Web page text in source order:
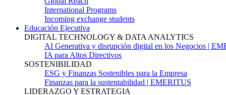
International Programs
Incoming exchange students
Educación Ejecutiva
DIGITAL TECHNOLOGY & DATA ANALYTICS
AI Generativa y disrupción digital en los Negocios |
IA para Altos Directivos
SOSTENIBILIDAD
ESG y Finanzas Sostenibles para la Empresa
Finanzas para la sustentabilidad | EMERITUS
LIDERAZGO Y ESTRATEGIA